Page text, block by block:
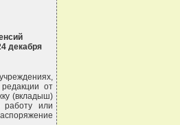
декабря
от
(вкладыш)
работу или